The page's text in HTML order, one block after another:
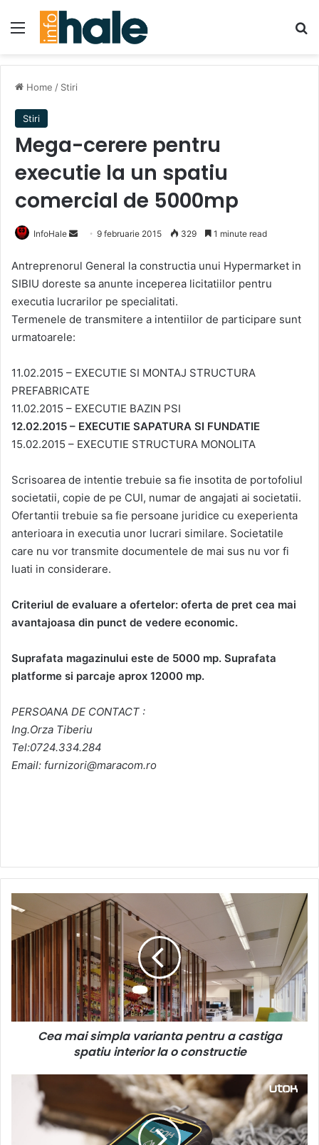
Menu
Home / Stiri
Stiri
Mega-cerere pentru
executie la un spatiu
comercial de 5000mp
InfoHale
Send
email
9 februarie 2015 329 1 minute read
Antreprenorul General la constructia unui Hypermarket in
SIBIU doreste sa anunte inceperea licitatiilor pentru
executia lucrarilor pe specialitati.
Termenele de transmitere a intentiilor de participare sunt
urmatoarele:
11.02.2015 – EXECUTIE SI MONTAJ STRUCTURA
PREFABRICATE
11.02.2015 – EXECUTIE BAZIN PSI
12.02.2015 – EXECUTIE SAPATURA SI FUNDATIE
15.02.2015 – EXECUTIE STRUCTURA MONOLITA
Scrisoarea de intentie trebuie sa fie insotita de portofoliul
societatii, copie de pe CUI, numar de angajati ai societatii.
Ofertantii trebuie sa fie persoane juridice cu exeperienta
anterioara in executia unor lucrari similare. Societatile
care nu vor transmite documentele de mai sus nu vor fi
luati in considerare.
Criteriul de evaluare a ofertelor: oferta de pret cea mai
avantajoasa din punct de vedere economic.
Suprafata magazinului este de 5000 mp. Suprafata
platforme si parcaje aprox 12000 mp.
PERSOANA DE CONTACT :
Ing.Orza Tiberiu
Tel:0724.334.284
Email: furnizori@maracom.ro
mai
simpla
varianta
pentru
castiga
interior
Cea mai simpla varianta pentru a castiga
spatiu interior la o constructie
UTOK
telefonul